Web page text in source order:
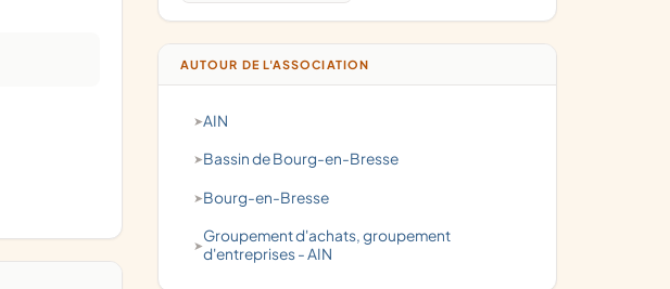
AUTOUR DE L'ASSOCIATION
AIN
Bassin de Bourg-en-Bresse
Bourg-en-Bresse
groupement d'achats, groupement
d'entreprises - AIN